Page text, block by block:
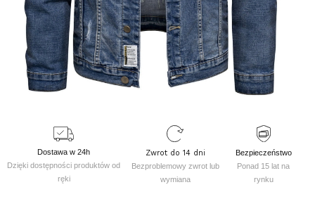
Dostawa w 24h
Dzięki dostępności produktów od
ręki
Zwrot do 14 dni
Bezproblemowy zwrot lub
wymiana
Bezpieczeństwo
Ponad 15 lat na
rynku